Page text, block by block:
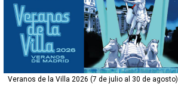
Veranos de la Villa 2026 (7 de julio al 30 de agosto)